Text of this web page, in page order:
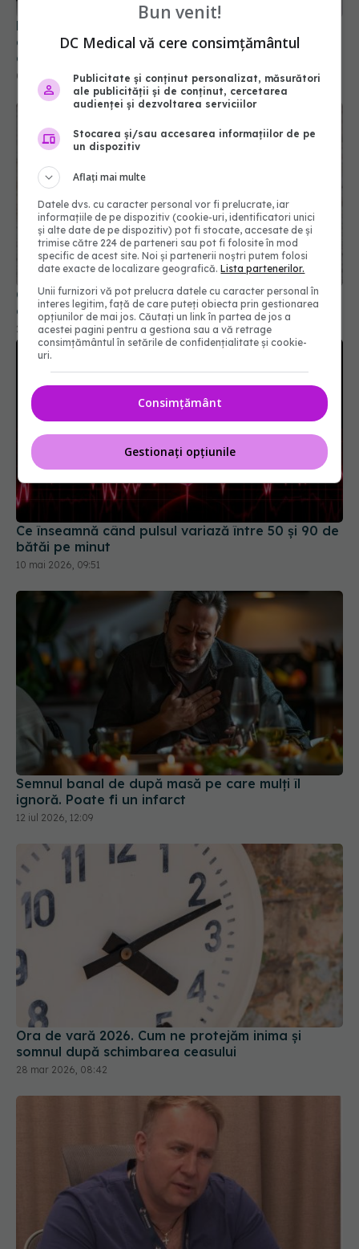
Medic cardiolog: Când pot ascunde palpitațiile o
aritmie periculoasă. Semnele care impun un
consult urgent
03 iul 2026, 17:37
Colesterol după 50 de ani: ce trebuie să știi
despre statine și tratamente eficiente
20 apr 2026, 16:06
Ce înseamnă când pulsul variază între 50 și 90 de
bătăi pe minut
10 mai 2026, 09:51
Semnul banal de după masă pe care mulți îl
ignoră. Poate fi un infarct
12 iul 2026, 12:09
Ora de vară 2026. Cum ne protejăm inima și
somnul după schimbarea ceasului
28 mar 2026, 08:42
Bun venit!
DC Medical vă cere consimțământul
Publicitate și conținut personalizat, măsurători
ale publicității și de conținut, cercetarea
audienței și dezvoltarea serviciilor
Stocarea și/sau accesarea informațiilor de pe
un dispozitiv
Aflați mai multe
Datele dvs. cu caracter personal vor fi prelucrate, iar
informațiile de pe dispozitiv (cookie-uri, identificatori unici
și alte date de pe dispozitiv) pot fi stocate, accesate de și
trimise către 224 de parteneri sau pot fi folosite în mod
specific de acest site. Noi și partenerii noștri putem folosi
date exacte de localizare geografică.Lista partenerilor.
Unii furnizori vă pot prelucra datele cu caracter personal în
interes legitim, față de care puteți obiecta prin gestionarea
opțiunilor de mai jos. Căutați un link în partea de jos a
acestei pagini pentru a gestiona sau a vă retrage
consimțământul în setările de confidențialitate și cookie-
uri.
Consimțământ
Gestionați opțiunile